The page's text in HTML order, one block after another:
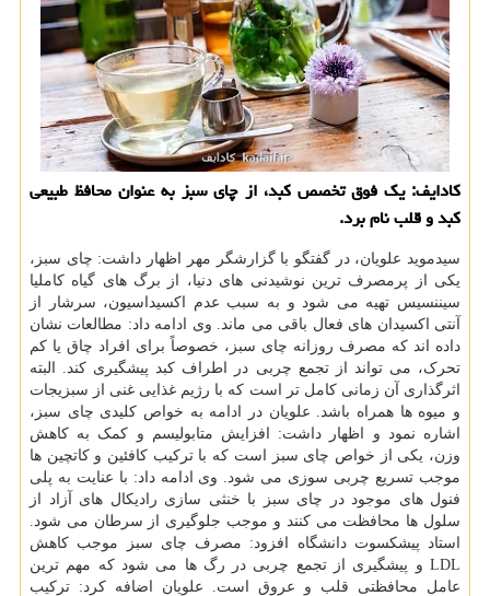
کادایف: یک فوق تخصص کبد، از چای سبز به عنوان محافظ طبیعی
کبد و قلب نام برد.
سیدموید علویان، در گفتگو با گزارشگر مهر اظهار داشت: چای سبز،
یکی از پرمصرف ترین نوشیدنی های دنیا، از برگ های گیاه کاملیا
سیننسیس تهیه می شود و به سبب عدم اکسیداسیون، سرشار از
آنتی اکسیدان های فعال باقی می ماند. وی ادامه داد: مطالعات نشان
داده اند که مصرف روزانه چای سبز، خصوصاً برای افراد چاق یا کم
تحرک، می تواند از تجمع چربی در اطراف کبد پیشگیری کند. البته
اثرگذاری آن زمانی کامل تر است که با رژیم غذایی غنی از سبزیجات
و میوه ها همراه باشد. علویان در ادامه به خواص کلیدی چای سبز،
اشاره نمود و اظهار داشت: افزایش متابولیسم و کمک به کاهش
وزن، یکی از خواص چای سبز است که با ترکیب کافئین و کاتچین ها
موجب تسریع چربی سوزی می شود. وی ادامه داد: با عنایت به پلی
فنول های موجود در چای سبز با خنثی سازی رادیکال های آزاد از
سلول ها محافظت می کنند و موجب جلوگیری از سرطان می شود.
استاد پیشکسوت دانشگاه افزود: مصرف چای سبز موجب کاهش
LDL و پیشگیری از تجمع چربی در رگ ها می شود که مهم ترین
عامل محافظتی قلب و عروق است. علویان اضافه کرد: ترکیب